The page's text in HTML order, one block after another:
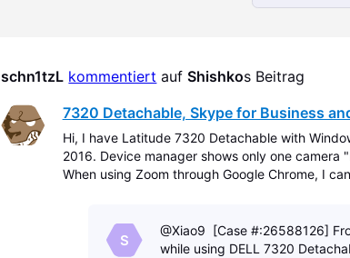
schn1tzL kommentiert auf Shishkos Beitrag
7320 Detachable, Skype for Business
Hi, I have Latitude 7320 Detachable with
2016. Device manager shows only one camera
When using Zoom through Google Chrome, I
S
@Xiao9 [Case #:26588126]
while using DELL 7320